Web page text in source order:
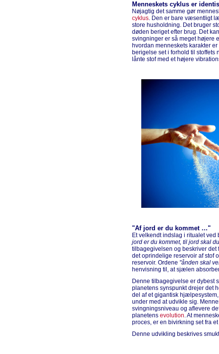
Menneskets cyklus er
Nøjagtig det samme gør
cyklus. Den er bare væsentligt
store husholdning. Det bruger
døden beriget efter brug. Det
svingninger er så meget højere
hvordan menneskets karakter
berigelse set i forhold til stoffets
lånte stof med et højere
"Af jord er du kommet …"
Et velkendt indslag i ritualet
jord er du kommet, til jord skal
tilbagegivelsen og beskriver
det oprindelige reservoir af stof
reservoir. Ordene "ånden skal
henvisning til, at sjælen
Denne tilbagegivelse er dybest
planetens synspunkt drejer det
del af et gigantisk
under med at udvikle sig.
svingningsniveau og aflevere
planetens evolution. At
proces, er en bivirkning set fra
Denne udvikling beskrives